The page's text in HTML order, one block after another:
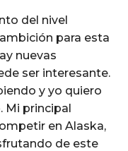
del nivel
para esta
nuevas
ser interesante.
y yo quiero
Mi principal
en Alaska,
de este